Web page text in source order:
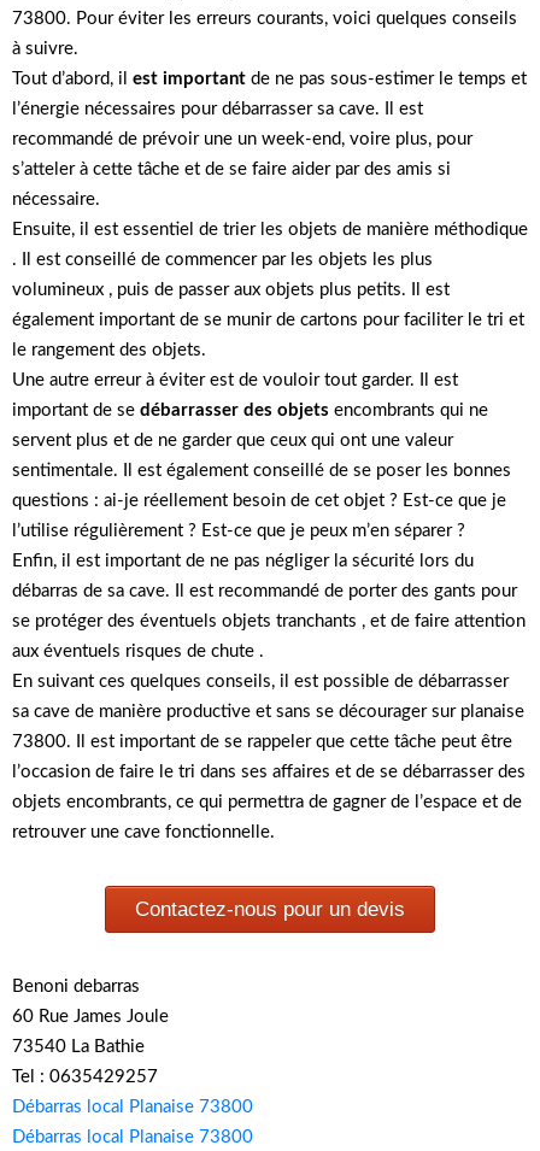
73800. Pour éviter les erreurs courants, voici quelques conseils
à suivre.
Tout d’abord, il est important de ne pas sous-estimer le temps et
l’énergie nécessaires pour débarrasser sa cave. Il est
recommandé de prévoir une un week-end, voire plus, pour
s’atteler à cette tâche et de se faire aider par des amis si
nécessaire.
Ensuite, il est essentiel de trier les objets de manière méthodique
. Il est conseillé de commencer par les objets les plus
volumineux , puis de passer aux objets plus petits. Il est
également important de se munir de cartons pour faciliter le tri et
le rangement des objets.
Une autre erreur à éviter est de vouloir tout garder. Il est
important de se débarrasser des objets encombrants qui ne
servent plus et de ne garder que ceux qui ont une valeur
sentimentale. Il est également conseillé de se poser les bonnes
questions : ai-je réellement besoin de cet objet ? Est-ce que je
l’utilise régulièrement ? Est-ce que je peux m’en séparer ?
Enfin, il est important de ne pas négliger la sécurité lors du
débarras de sa cave. Il est recommandé de porter des gants pour
se protéger des éventuels objets tranchants , et de faire attention
aux éventuels risques de chute .
En suivant ces quelques conseils, il est possible de débarrasser
sa cave de manière productive et sans se décourager sur planaise
73800. Il est important de se rappeler que cette tâche peut être
l’occasion de faire le tri dans ses affaires et de se débarrasser des
objets encombrants, ce qui permettra de gagner de l’espace et de
retrouver une cave fonctionnelle.
Contactez-nous pour un devis
Benoni debarras
60 Rue James Joule
73540 La Bathie
Tel : 0635429257
Débarras local Planaise 73800
Débarras local Planaise 73800